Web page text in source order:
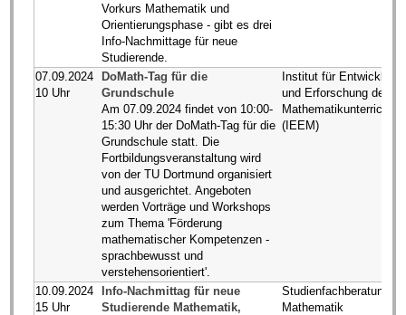
Vorkurs Mathematik und
Orientierungsphase - gibt es drei
Info-Nachmittage für neue
Studierende.
07.09.2024
10 Uhr
DoMath-Tag für die
Grundschule
Am 07.09.2024 findet von 10:00-
15:30 Uhr der DoMath-Tag für die
Grundschule statt. Die
Fortbildungsveranstaltung wird
von der TU Dortmund organisiert
und ausgerichtet. Angeboten
werden Vorträge und Workshops
zum Thema 'Förderung
mathematischer Kompetenzen -
sprachbewusst und
verstehensorientiert'.
Institut für Entwicklung
und Erforschung des
Mathematikunterrichts
(IEEM)
10.09.2024
15 Uhr
Info-Nachmittag für neue
Studierende Mathematik,
Studienfachberatung
Mathematik